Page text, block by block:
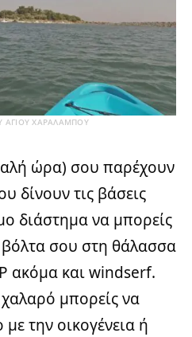
ΑΓΙΟΥ ΧΑΡΑΛΑΜΠΟΥ
ώρα) σου παρέχουν
δίνουν τις βάσεις
διάστημα να μπορείς
σου στη θάλασσα
ακόμα και windserf.
μπορείς να
την οικογένεια ή